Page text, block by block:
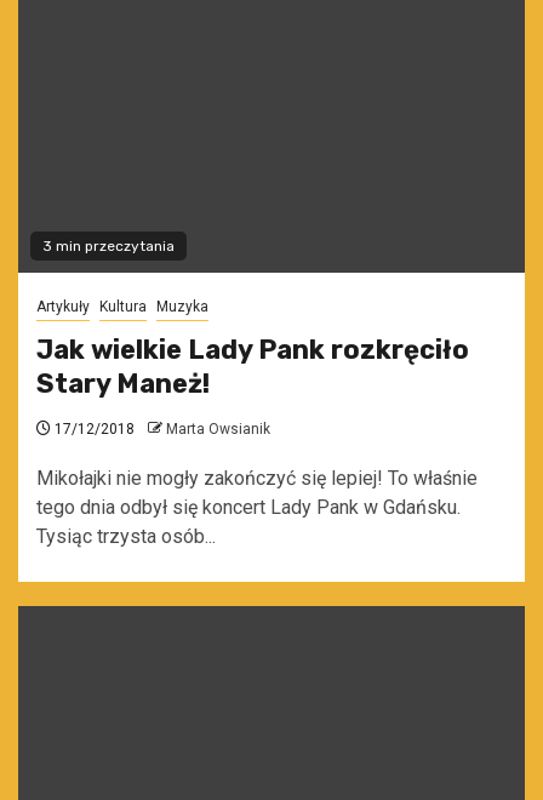
3 min przeczytania
Artykuły Kultura Muzyka
Jak wielkie Lady Pank rozkręciło
Stary Maneż!
17/12/2018 Marta Owsianik
Mikołajki nie mogły zakończyć się lepiej! To właśnie
tego dnia odbył się koncert Lady Pank w Gdańsku.
Tysiąc trzysta osób...